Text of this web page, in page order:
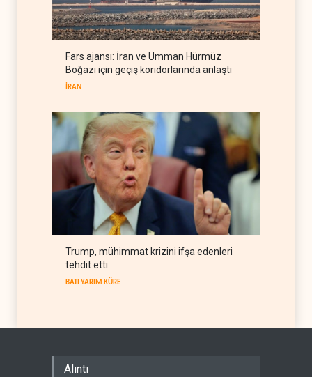
bırakma diyaloğu için kanal
arıyor
LÜBNAN 06 Ağustos 2026
BM yetkilisinden İsrail'e gizli
belge akışı
Fars ajansı: İran ve Umman Hürmüz
Boğazı için geçiş koridorlarında anlaştı
İRAN
Trump, mühimmat krizini ifşa edenleri
tehdit etti
BATI YARIM KÜRE
Alıntı